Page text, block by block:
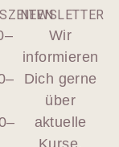
NEWSLETTER
Wir
informieren
Dich gerne
über
aktuelle